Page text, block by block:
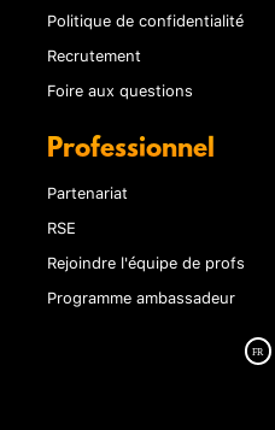
Politique de confidentialité
Recrutement
Foire aux questions
Professionnel
Partenariat
RSE
Rejoindre l'équipe de profs
Programme ambassadeur